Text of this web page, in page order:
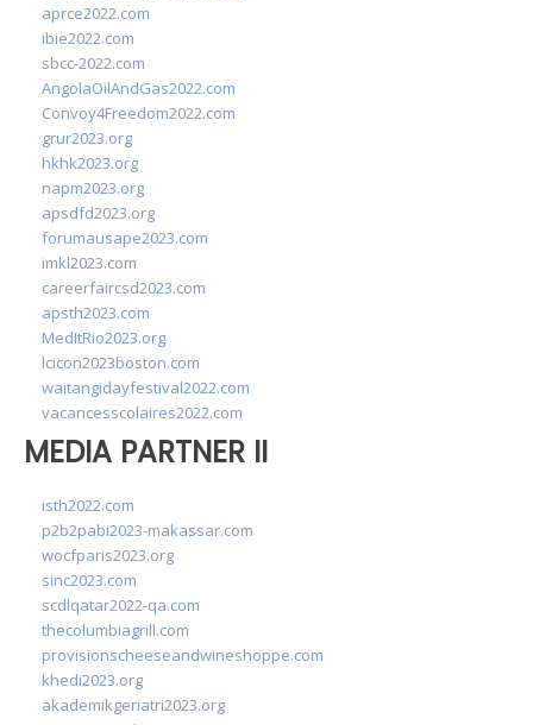
aprce2022.com
ibie2022.com
sbcc-2022.com
AngolaOilAndGas2022.com
Convoy4Freedom2022.com
grur2023.org
hkhk2023.org
napm2023.org
apsdfd2023.org
forumausape2023.com
imkl2023.com
careerfaircsd2023.com
apsth2023.com
MedItRio2023.org
lcicon2023boston.com
waitangidayfestival2022.com
vacancesscolaires2022.com
MEDIA PARTNER II
isth2022.com
p2b2pabi2023-makassar.com
wocfparis2023.org
sinc2023.com
scdlqatar2022-qa.com
thecolumbiagrill.com
provisionscheeseandwineshoppe.com
khedi2023.org
akademikgeriatri2023.org